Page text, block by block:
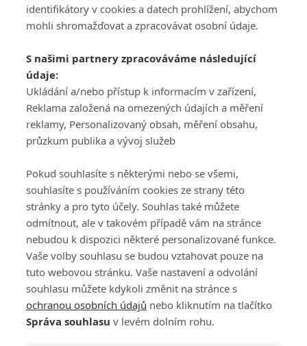
identifikátory v cookies a datech prohlížení, abychom
mohli shromažďovat a zpracovávat osobní údaje.
S našimi partnery zpracováváme následující
údaje:
Ukládání a/nebo přístup k informacím v zařízení,
Reklama založená na omezených údajích a měření
reklamy, Personalizovaný obsah, měření obsahu,
průzkum publika a vývoj služeb
Pokud souhlasíte s některými nebo se všemi,
souhlasíte s používáním cookies ze strany této
stránky a pro tyto účely. Souhlas také můžete
odmítnout, ale v takovém případě vám na stránce
nebudou k dispozici některé personalizované funkce.
Vaše volby souhlasu se budou vztahovat pouze na
tuto webovou stránku. Vaše nastavení a odvolání
souhlasu můžete kdykoli změnit na stránce s
ochranou osobních údajů nebo kliknutím na tlačítko
Správa souhlasu v levém dolním rohu.
Všeobecné obchodní
podmínky služby
GolfExtra.cz Premium
Podmínky zpracování
osobních údajů při
GolfExtra
Ceník GolfExtra.cz
Premium
Doporučené odkazy
ATV CZ, s.r.o.
140 00 Praha 4
Editor
Honza Fait
+420 723 898 969
Obchod
Edita Hanušová
+420 724 150 784